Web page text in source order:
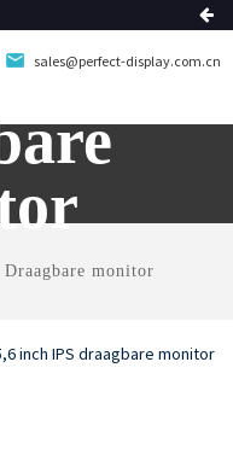
sales@perfect-display.com.cn
Draagbare monitor